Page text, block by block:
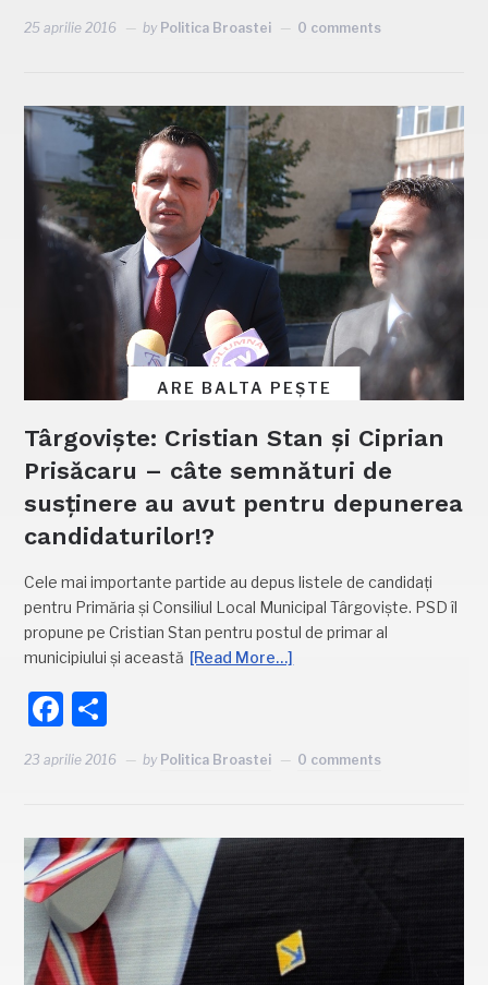
25 aprilie 2016 by Politica Broastei 0 comments
ARE BALTA PEȘTE
Târgoviște: Cristian Stan și Ciprian
Prisăcaru – câte semnături de
susținere au avut pentru depunerea
candidaturilor!?
Cele mai importante partide au depus listele de candidați
pentru Primăria și Consiliul Local Municipal Târgoviște. PSD îl
propune pe Cristian Stan pentru postul de primar al
municipiului și această [Read More…]
Facebook
23 aprilie 2016 by Politica Broastei 0 comments